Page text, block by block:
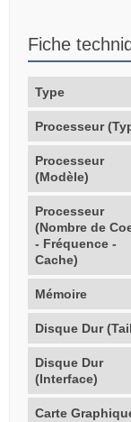
Fiche
Type
Processeur
Processeur
(Modèle)
Processeur
(Nombre de
- Fréquence -
Cache)
Mémoire
Disque Dur
Disque Dur
(Interface)
Carte